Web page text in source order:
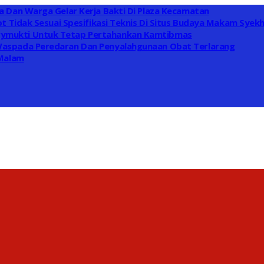
Warga Gelar Kerja Bakti Di Plaza Kecamatan
Tidak Sesuai Spesifikasi Teknis Di Situs Budaya Makam
Untuk Tetap Pertahankan Kamtibmas
Peredaran Dan Penyalahgunaan Obat Terlarang